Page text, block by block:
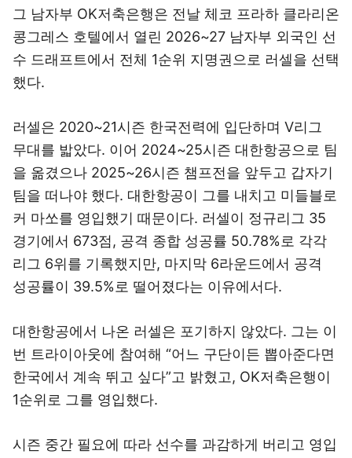
그 남자부 OK저축은행은 전날 체코 프라하 클라리온
콩그레스 호텔에서 열린 2026~27 남자부 외국인 선
수 드래프트에서 전체 1순위 지명권으로 러셀을 선택
했다.
러셀은 2020~21시즌 한국전력에 입단하며 V리그
무대를 밟았다. 이어 2024~25시즌 대한항공으로 팀
을 옮겼으나 2025~26시즌 챔프전을 앞두고 갑자기
팀을 떠나야 했다. 대한항공이 그를 내치고 미들블로
커 마쏘를 영입했기 때문이다. 러셀이 정규리그 35
경기에서 673점, 공격 종합 성공률 50.78%로 각각
리그 6위를 기록했지만, 마지막 6라운드에서 공격
성공률이 39.5%로 떨어졌다는 이유에서다.
대한항공에서 나온 러셀은 포기하지 않았다. 그는 이
번 트라이아웃에 참여해 “어느 구단이든 뽑아준다면
한국에서 계속 뛰고 싶다”고 밝혔고, OK저축은행이
1순위로 그를 영입했다.
시즌 중간 필요에 따라 선수를 과감하게 버리고 영입